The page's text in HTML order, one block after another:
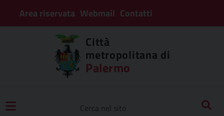
Area riservata Webmail Contatti
Città
metropolitana di
Palermo